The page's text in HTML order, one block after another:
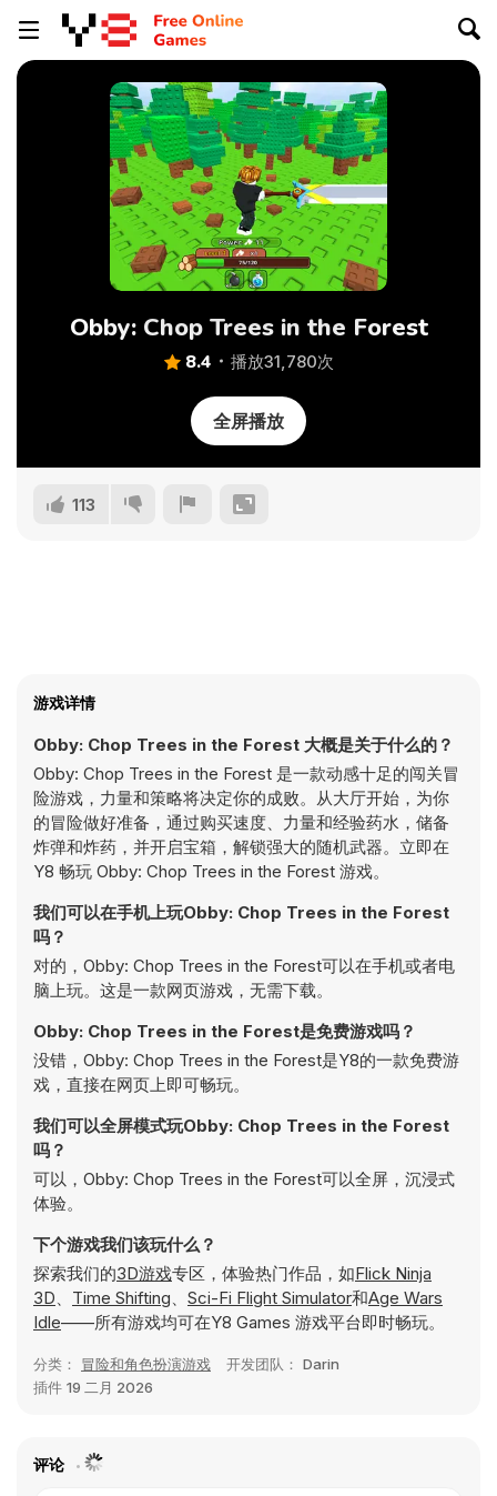
Obby: Chop Trees in the Forest
8.4 播放31,780次
全屏播放
113
游戏详情
Obby: Chop Trees in the Forest 大概是关于什么的？
Obby: Chop Trees in the Forest 是一款动感十足的闯关冒
险游戏，力量和策略将决定你的成败。从大厅开始，为你
的冒险做好准备，通过购买速度、力量和经验药水，储备
炸弹和炸药，并开启宝箱，解锁强大的随机武器。立即在
Y8 畅玩 Obby: Chop Trees in the Forest 游戏。
我们可以在手机上玩Obby: Chop Trees in the Forest
吗？
对的，Obby: Chop Trees in the Forest可以在手机或者电
脑上玩。这是一款网页游戏，无需下载。
Obby: Chop Trees in the Forest是免费游戏吗？
没错，Obby: Chop Trees in the Forest是Y8的一款免费游
戏，直接在网页上即可畅玩。
我们可以全屏模式玩Obby: Chop Trees in the Forest
吗？
可以，Obby: Chop Trees in the Forest可以全屏，沉浸式
体验。
下个游戏我们该玩什么？
探索我们的3D游戏专区，体验热门作品，如Flick Ninja
3D、 Time Shifting、 Sci-Fi Flight Simulator和Age Wars
Idle——所有游戏均可在Y8 Games 游戏平台即时畅玩。
分类： 冒险和角色扮演游戏 开发团队： Darin
插件 19 二月 2026
评论